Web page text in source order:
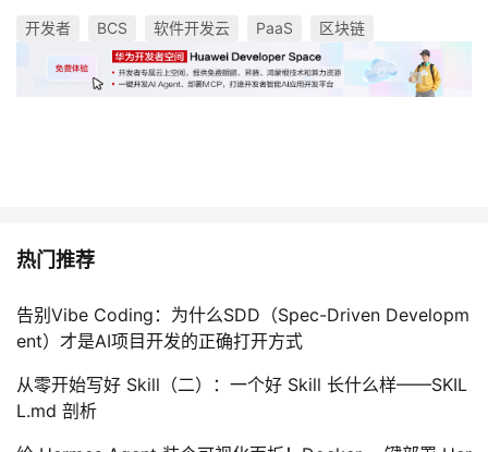
开发者 BCS 软件开发云 PaaS 区块链
热门推荐
告别Vibe Coding：为什么SDD（Spec-Driven Developm
ent）才是AI项目开发的正确打开方式
从零开始写好 Skill（二）：一个好 Skill 长什么样——SKIL
L.md 剖析